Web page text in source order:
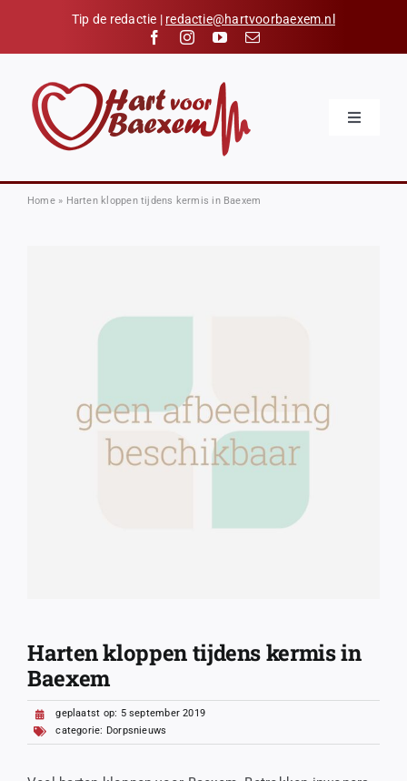
content
Tip de redactie | redactie@hartvoorbaexem.nl
Toggle
Nieuws
Home» Harten kloppen tijdens kermis in Baexem
Harten kloppen tijdens kermis in
Baexem
geplaatst op: 5 september 2019
categorie: Dorpsnieuws